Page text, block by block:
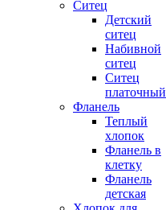
Ситец
Детский
ситец
Набивной
ситец
Ситец
платочный
Фланель
Теплый
хлопок
Фланель в
клетку
Фланель
детская